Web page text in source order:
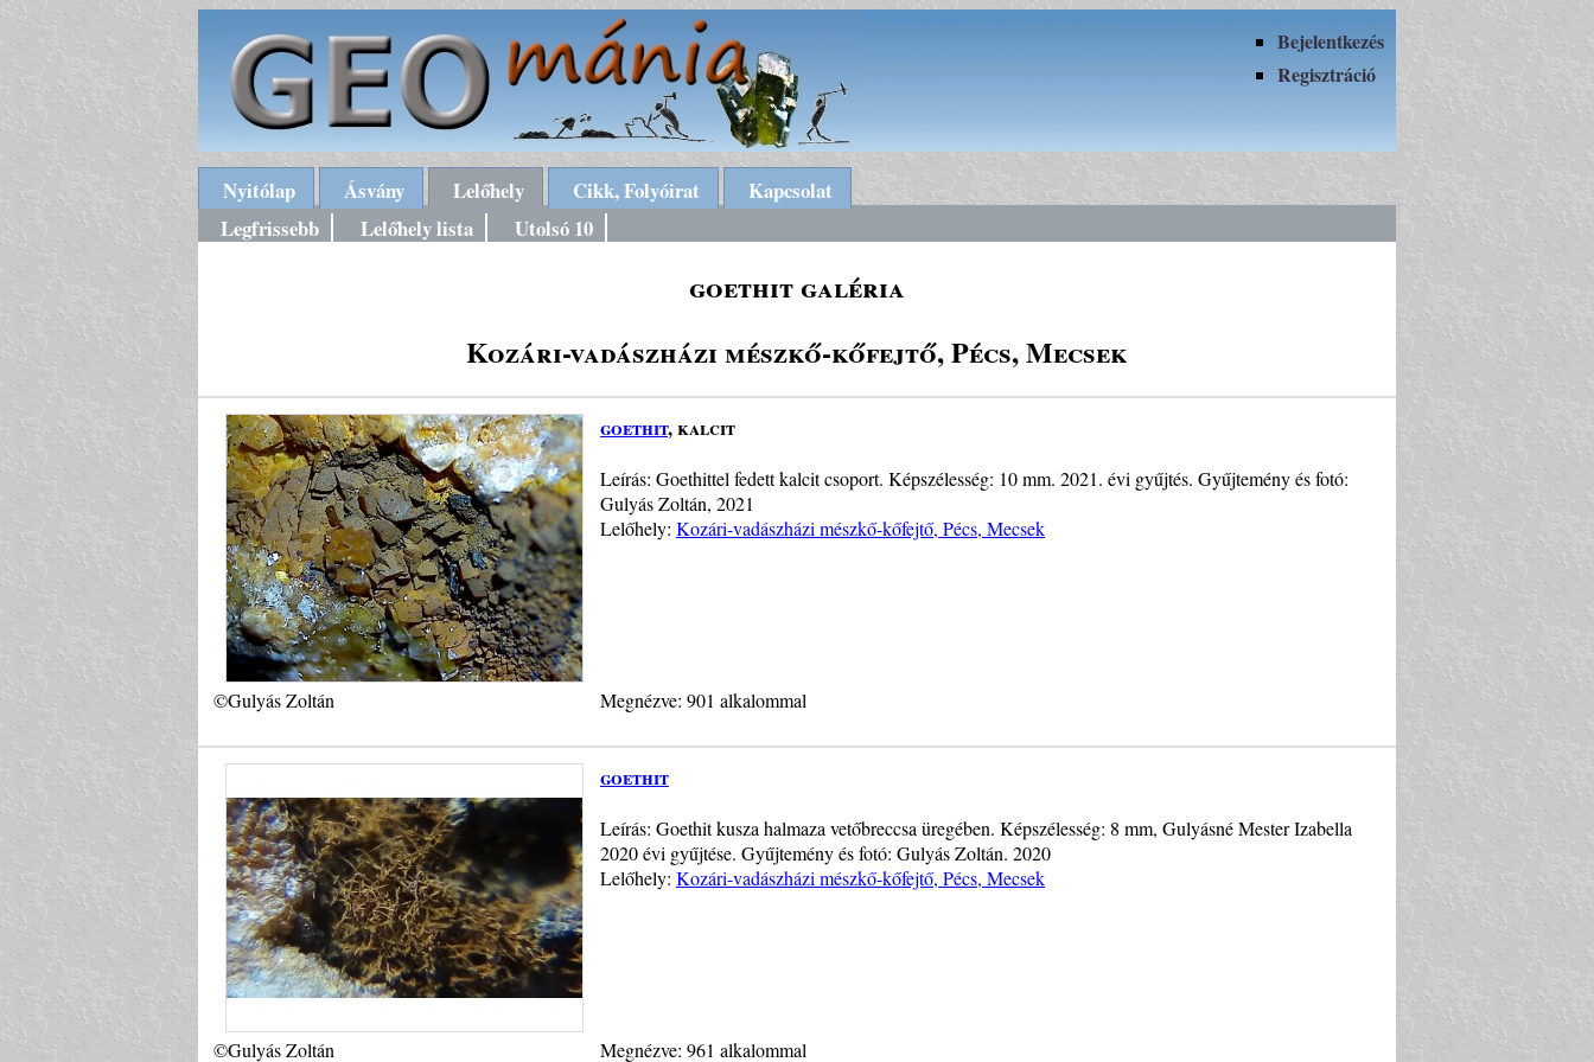
Bejelentkezés
Regisztráció
Nyitólap Ásvány Lelőhely Cikk, Folyóirat
Kapcsolat
Legfrissebb
Lelőhely lista Utolsó 10
goethit galéria
Kozári-vadászházi mészkő-kőfejtő, Pécs, Mecsek
goethit, kalcit
Leírás: Goethittel fedett kalcit csoport. Képszélesség: 10 mm. 2021. évi gyűjtés. Gyűjtemény és fotó:
Gulyás Zoltán, 2021
Lelőhely: Kozári-vadászházi mészkő-kőfejtő, Pécs, Mecsek
©Gulyás Zoltán Megnézve: 901 alkalommal
goethit
Leírás: Goethit kusza halmaza vetőbreccsa üregében. Képszélesség: 8 mm, Gulyásné Mester Izabella
2020 évi gyűjtése. Gyűjtemény és fotó: Gulyás Zoltán. 2020
Lelőhely: Kozári-vadászházi mészkő-kőfejtő, Pécs, Mecsek
©Gulyás Zoltán Megnézve: 961 alkalommal